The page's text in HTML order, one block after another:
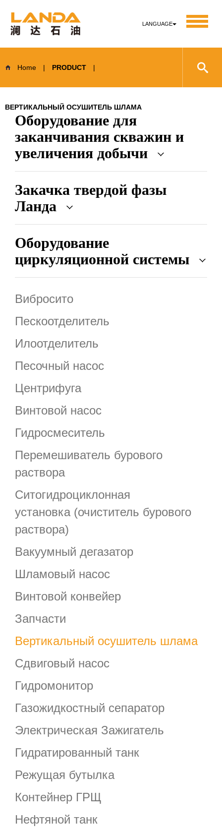
LANGUAGE
Home | PRODUCT |
ВЕРТИКАЛЬНЫЙ ОСУШИТЕЛЬ ШЛАМА
Оборудование для
заканчивания скважин и
увеличения добычи
Закачка твердой фазы
Ланда
Оборудование
циркуляционной системы
Вибросито
Пескоотделитель
Илоотделитель
Песочный насос
Центрифуга
Винтовой насос
Гидросмеситель
Перемешиватель бурового
раствора
Ситогидроциклонная
установка (очиститель бурового
раствора)
Вакуумный дегазатор
Шламовый насос
Винтовой конвейер
Запчасти
Вертикальный осушитель шлама
Сдвиговый насос
Гидромонитор
Газожидкостный сепаратор
Электрическая Зажигатель
Гидратированный танк
Режущая бутылка
Контейнер ГРЩ
Нефтяной танк